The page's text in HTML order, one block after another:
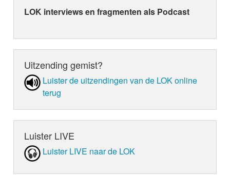
LOK interviews en fragmenten als Podcast
Uitzending gemist?
Luister de uit­zen­din­gen van de LOK online
terug
Luister LIVE
Luister LIVE naar de LOK